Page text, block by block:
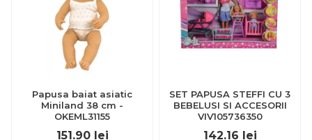
Papusa baiat asiatic
Miniland 38 cm -
OKEML31155
151.90 lei
SET PAPUSA STEFFI CU 3
BEBELUSI SI ACCESORII
VIV105736350
142.16 lei